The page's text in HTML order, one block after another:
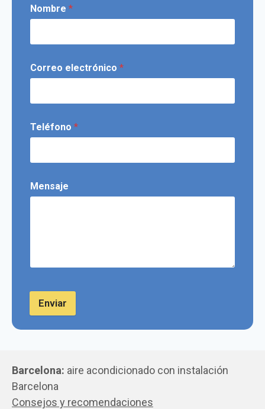
Nombre *
Correo electrónico *
Teléfono *
Mensaje
Enviar
Barcelona: aire acondicionado con instalación
Barcelona
Consejos y recomendaciones